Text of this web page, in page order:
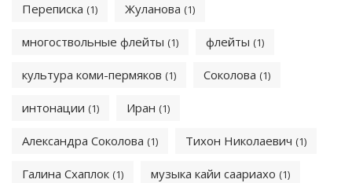
Переписка (1) Жуланова (1)
многоствольные флейты (1) флейты (1)
культура коми-пермяков (1) Соколова (1)
интонации (1) Иран (1)
Александра Соколова (1) Тихон Николаевич (1)
Галина Схаплок (1) музыка кайи саариахо (1)